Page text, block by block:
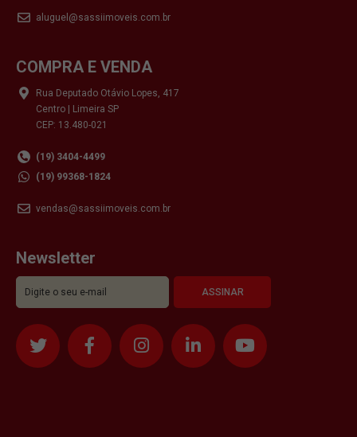
aluguel@sassiimoveis.com.br
COMPRA E VENDA
Rua Deputado Otávio Lopes, 417
Centro | Limeira SP
CEP: 13.480-021
(19) 3404-4499
(19) 99368-1824
vendas@sassiimoveis.com.br
Newsletter